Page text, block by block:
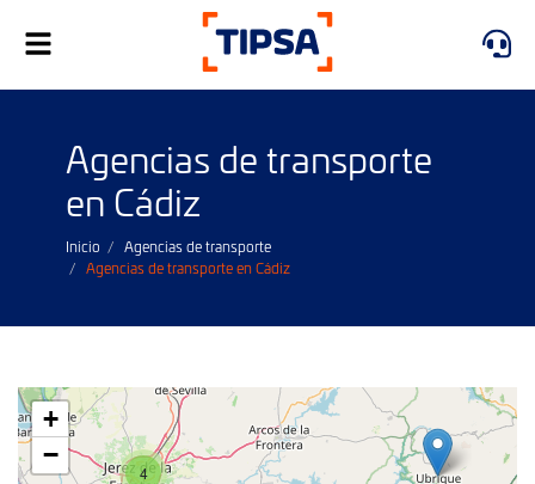
Alternar
navegación
Agencias de transporte
en Cádiz
Inicio
Agencias de transporte
Agencias de transporte en Cádiz
4
+
−